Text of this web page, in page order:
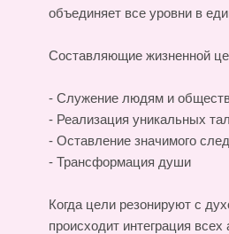
объединяет все уровни в
Составляющие жизненной
- Служение людям и
- Реализация уникальных
- Оставление значимого
- Трансформация души
Когда цели резонируют с
происходит интеграция